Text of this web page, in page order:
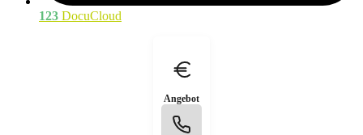
123 DocuCloud
Angebot